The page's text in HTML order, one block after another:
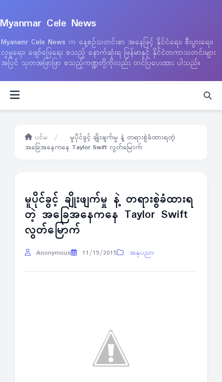
Myanmar Cele News
Myanamr Cele News က နေ့စဉ်သတင်းစာ အနေဖြင့် နိုင်ငံရေး၊ စီးပွားရေး၊
လူမှုရေး၊ ဖျော်ဖြေရေး စသည့် နောက်ဆုံးရ မြန်မာနှင့် နိုင်ငံတကာသတင်းများ
အပြင် သုတအဖြာဖြာ စသည့်ကဏ္ဍတို့ကိုလည်း တင်ပြပေးထား ပါသည်။
ပင်မ /
မူပိုင်ခွင့် ချိုးဖျက်မှု နဲ့ တရားစွဲခံထားရတဲ့
အခြေအနေကနေ Taylor Swift လွတ်မြောက်
မူပိုင်ခွင့် ချိုးဖျက်မှု နဲ့ တရားစွဲခံထားရ
တဲ့ အခြေအနေကနေ Taylor Swift
လွတ်မြောက်
Anonymous 11/15/2015 အနုပညာ